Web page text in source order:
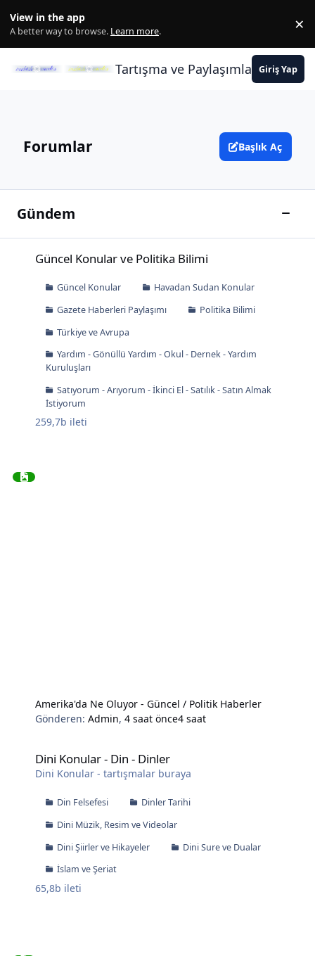
View in the app
A better way to browse. Learn more. ×
Tartışma ve PaylaşımlarınGiriş Yap
Forumlar Başlık Aç
Gündem
Güncel Konular ve Politika Bilimi
Güncel Konular
Havadan Sudan Konular
Gazete Haberleri Paylaşımı
Politika Bilimi
Türkiye ve Avrupa
Yardım - Gönüllü Yardım - Okul - Dernek - Yardım
Kuruluşları
Satıyorum - Arıyorum - İkinci El - Satılık - Satın Almak
İstiyorum
259,7b ileti
Amerika'da Ne Oluyor - Güncel / Politik Haberler
Gönderen:Admin,4 saat önce4 saat
Dini Konular - Din - Dinler
Dini Konular - tartışmalar buraya
Din Felsefesi
Dinler Tarihi
Dini Müzik, Resim ve Videolar
Dini Şiirler ve Hikayeler
Dini Sure ve Dualar
İslam ve Şeriat
65,8b ileti